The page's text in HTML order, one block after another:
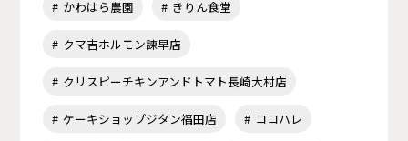
かわはら農園 きりん食堂
クマ吉ホルモン諫早店
クリスピーチキンアンドトマト長崎大村店
ケーキショップジタン福田店 ココハレ